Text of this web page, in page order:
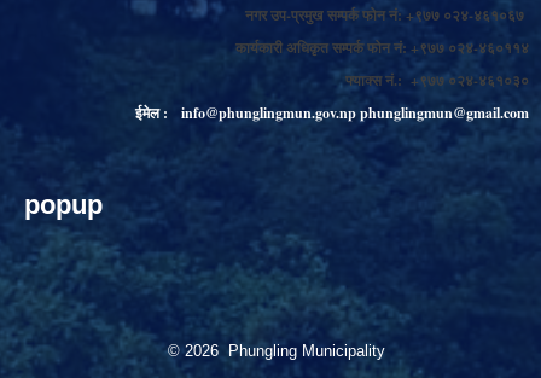
नगर उप-प्रमुख सम्पर्क फोन नं: +९७७ ०२४-४६१०६७
कार्यकारी अधिकृत सम्पर्क फोन नं: +९७७ ०२४-४६०११४
फ्याक्स नं.: +९७७ ०२४-४६१०३०
ईमेल :
info@phunglingmun.gov.npphunglingmun@gmail.com
popup
© 2026 Phungling Municipality